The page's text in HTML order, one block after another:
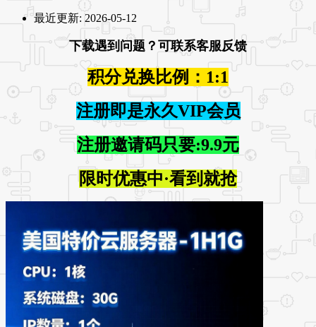
最近更新: 2026-05-12
下载遇到问题？可联系客服反馈
积分兑换比例：1:1
注册即是永久VIP会员
注册邀请码只要:9.9元
限时优惠中·看到就抢